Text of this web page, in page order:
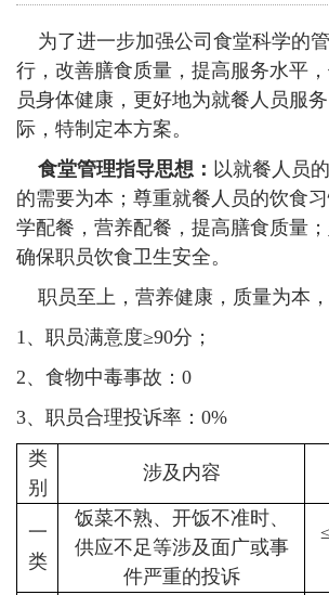
为了进一步加强公司食堂科学的
行，改善膳食质量，提高服务水平
员身体健康，更好地为就餐人员服
际，特制定本方案。
食堂管理指导思想： 以就餐人员
的需要为本；尊重就餐人员的饮食
学配餐，营养配餐，提高膳食质量；
确保职员饮食卫生安全。
职员至上，营养健康，质量为本
1、职员满意度≥90分；
2、食物中毒事故：0
3、职员合理投诉率：0%
类
别
涉及内容
一
类
饭菜不熟、开饭不准时、
供应不足等涉及面广或事
件严重的投诉